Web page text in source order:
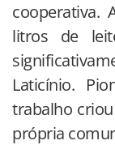
cooperativa.
litros de
Laticínio.
trabalho
própria